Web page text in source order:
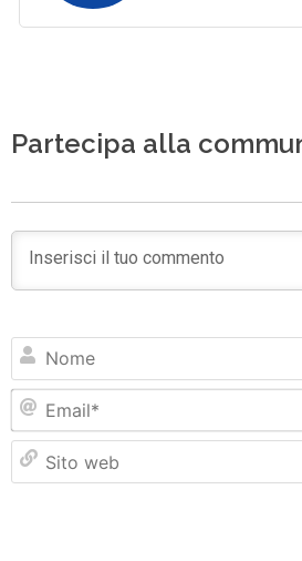
Partecipa alla